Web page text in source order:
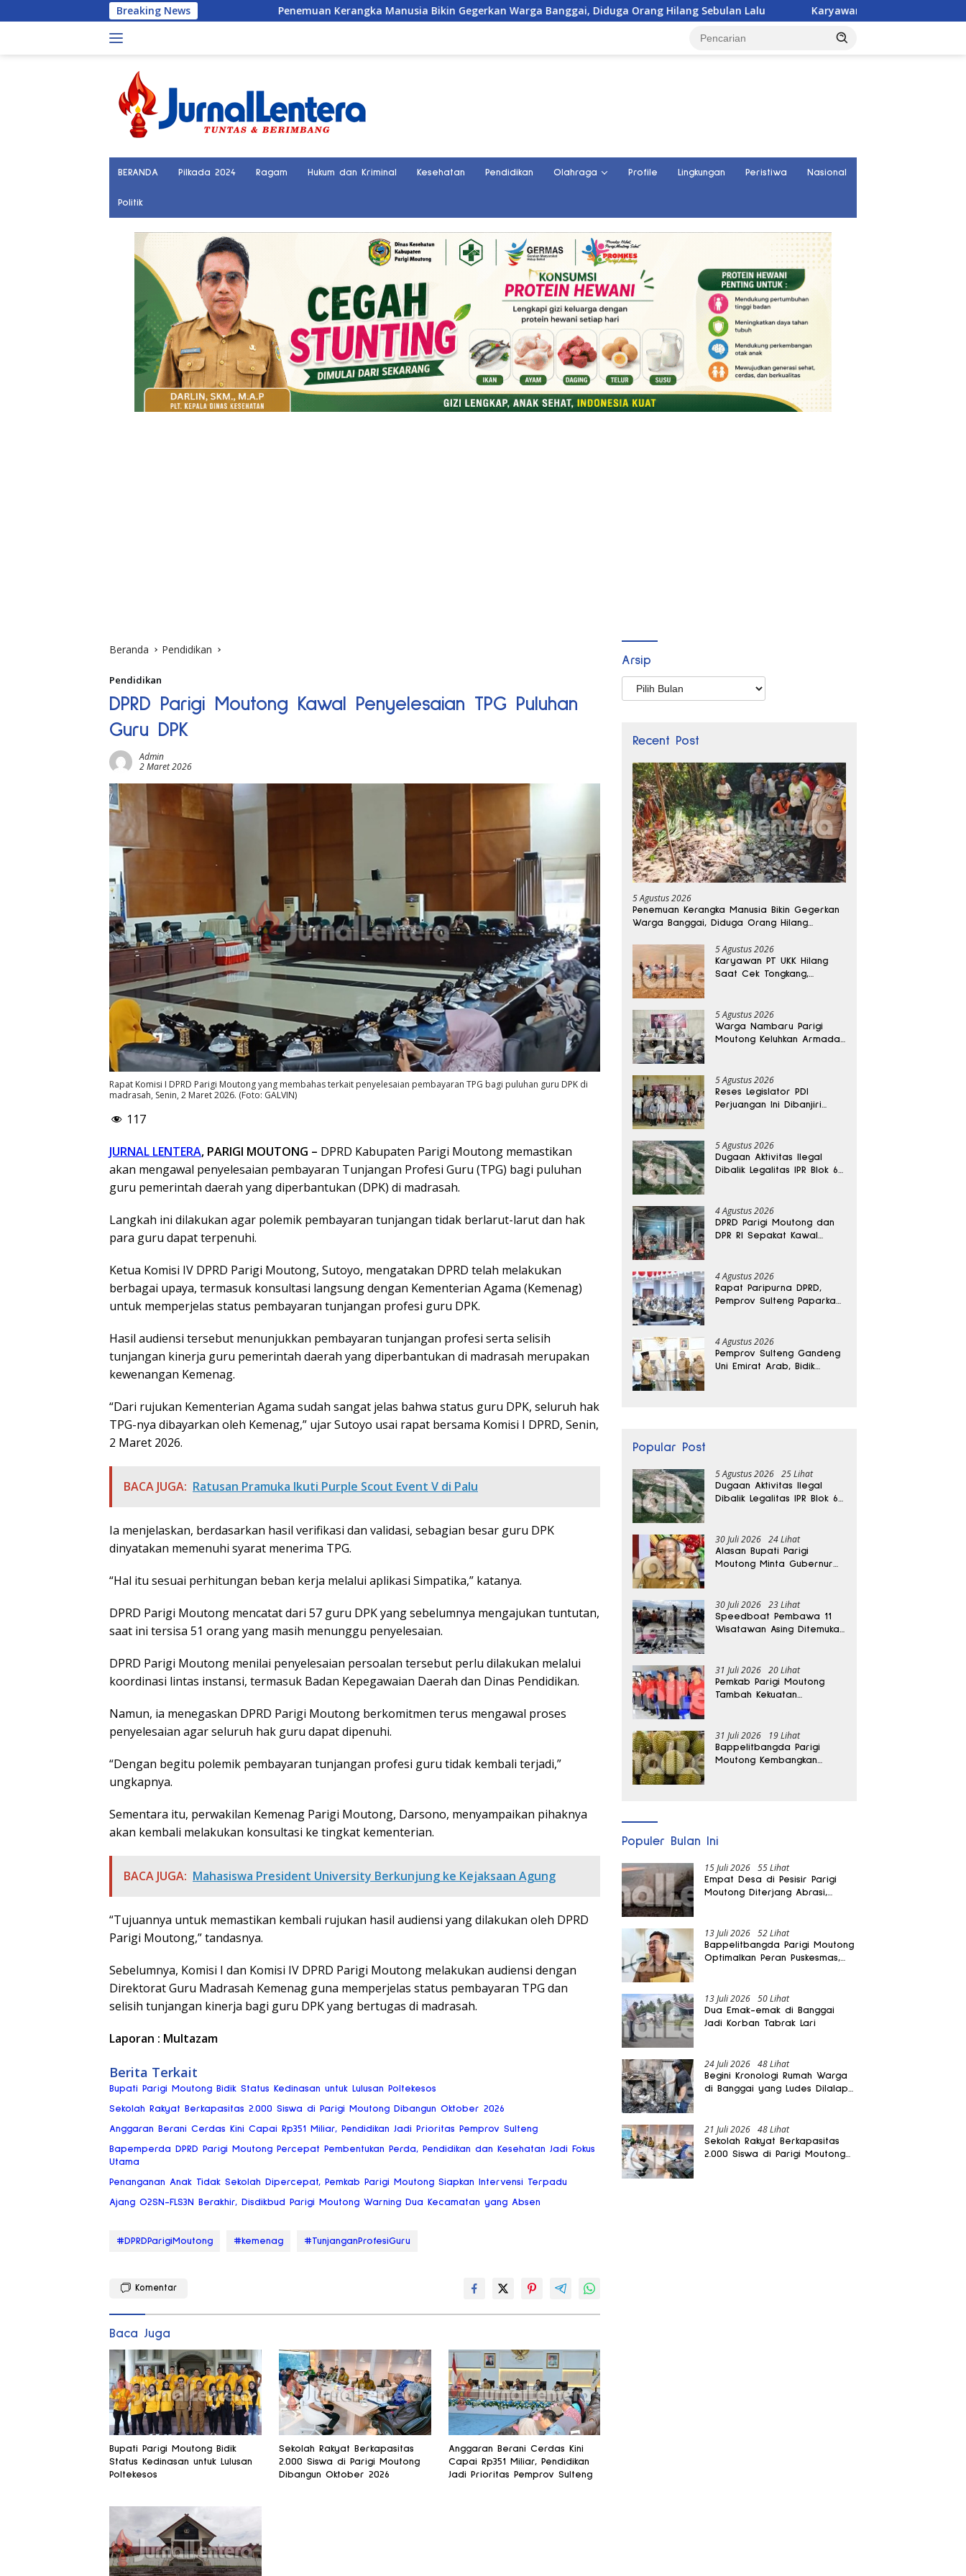
ke
Breaking NewsPenemuan Kerangka Manusia Bikin Gegerkan Warga Banggai, Diduga Orang Hilang Sebulan Lalu Karyawan PT UKK Hilang Saat Cek Tongkang,
BERANDA Pilkada 2024 Ragam Hukum dan Kriminal Kesehatan Pendidikan Olahraga Profile Lingkungan Peristiwa Nasional
Politik
Beranda Pendidikan
Pendidikan
DPRD Parigi Moutong Kawal Penyelesaian TPG Puluhan
Guru DPK
Admin
2 Maret 2026
Rapat Komisi I DPRD Parigi Moutong yang membahas terkait penyelesaian pembayaran TPG bagi puluhan guru DPK di
madrasah, Senin, 2 Maret 2026. (Foto: GALVIN)
117
JURNAL LENTERA, PARIGI MOUTONG – DPRD Kabupaten Parigi Moutong memastikan
akan mengawal penyelesaian pembayaran Tunjangan Profesi Guru (TPG) bagi puluhan
guru pemerintah daerah yang diperbantukan (DPK) di madrasah.
Langkah ini dilakukan agar polemik pembayaran tunjangan tidak berlarut-larut dan hak
para guru dapat terpenuhi.
Ketua Komisi IV DPRD Parigi Moutong, Sutoyo, mengatakan DPRD telah melakukan
berbagai upaya, termasuk konsultasi langsung dengan Kementerian Agama (Kemenag)
untuk memperjelas status pembayaran tunjangan profesi guru DPK.
Hasil audiensi tersebut menunjukkan pembayaran tunjangan profesi serta selisih
tunjangan kinerja guru pemerintah daerah yang diperbantukan di madrasah merupakan
kewenangan Kemenag.
“Dari rujukan Kementerian Agama sudah sangat jelas bahwa status guru DPK, seluruh hak
TPG-nya dibayarkan oleh Kemenag,” ujar Sutoyo usai rapat bersama Komisi I DPRD, Senin,
2 Maret 2026.
BACA JUGA: Ratusan Pramuka Ikuti Purple Scout Event V di Palu
Ia menjelaskan, berdasarkan hasil verifikasi dan validasi, sebagian besar guru DPK
dinyatakan memenuhi syarat menerima TPG.
“Hal itu sesuai perhitungan beban kerja melalui aplikasi Simpatika,” katanya.
DPRD Parigi Moutong mencatat dari 57 guru DPK yang sebelumnya mengajukan tuntutan,
saat ini tersisa 51 orang yang masih menunggu penyelesaian.
DPRD Parigi Moutong menilai penyelesaian persoalan tersebut perlu dilakukan melalui
koordinasi lintas instansi, termasuk Badan Kepegawaian Daerah dan Dinas Pendidikan.
Namun, ia menegaskan DPRD Parigi Moutong berkomitmen terus mengawal proses
penyelesaian agar seluruh hak guru dapat dipenuhi.
“Dengan begitu polemik pembayaran tunjangan profesi guru tidak kembali terjadi,”
ungkapnya.
Sementara itu, perwakilan Kemenag Parigi Moutong, Darsono, menyampaikan pihaknya
akan kembali melakukan konsultasi ke tingkat kementerian.
BACA JUGA: Mahasiswa President University Berkunjung ke Kejaksaan Agung
“Tujuannya untuk memastikan kembali rujukan hasil audiensi yang dilakukan oleh DPRD
Parigi Moutong,” tandasnya.
Sebelumnya, Komisi I dan Komisi IV DPRD Parigi Moutong melakukan audiensi dengan
Direktorat Guru Madrasah Kemenag guna memperjelas status pembayaran TPG dan
selisih tunjangan kinerja bagi guru DPK yang bertugas di madrasah.
Laporan : Multazam
Berita Terkait
Bupati Parigi Moutong Bidik Status Kedinasan untuk Lulusan Poltekesos
Sekolah Rakyat Berkapasitas 2.000 Siswa di Parigi Moutong Dibangun Oktober 2026
Anggaran Berani Cerdas Kini Capai Rp351 Miliar, Pendidikan Jadi Prioritas Pemprov Sulteng
Bapemperda DPRD Parigi Moutong Percepat Pembentukan Perda, Pendidikan dan Kesehatan Jadi Fokus
Utama
Penanganan Anak Tidak Sekolah Dipercepat, Pemkab Parigi Moutong Siapkan Intervensi Terpadu
Ajang O2SN-FLS3N Berakhir, Disdikbud Parigi Moutong Warning Dua Kecamatan yang Absen
#DPRDParigiMoutong #kemenag #TunjanganProfesiGuru
Komentar
Baca Juga
Bupati Parigi Moutong Bidik
Status Kedinasan untuk Lulusan
Poltekesos
Sekolah Rakyat Berkapasitas
2.000 Siswa di Parigi Moutong
Dibangun Oktober 2026
Anggaran Berani Cerdas Kini
Capai Rp351 Miliar, Pendidikan
Jadi Prioritas Pemprov Sulteng
Arsip
Arsip
Recent Post
5 Agustus 2026
Penemuan Kerangka Manusia Bikin Gegerkan
Warga Banggai, Diduga Orang Hilang
5 Agustus 2026
Karyawan PT UKK Hilang
Saat Cek Tongkang,
5 Agustus 2026
Warga Nambaru Parigi
Moutong Keluhkan Armada
Reses Legislator PKS
5 Agustus 2026
Reses Legislator PDI
Perjuangan Ini Dibanjiri
5 Agustus 2026
Dugaan Aktivitas Ilegal
Dibalik Legalitas IPR Blok 6
4 Agustus 2026
DPRD Parigi Moutong dan
DPR RI Sepakat Kawal
4 Agustus 2026
Rapat Paripurna DPRD,
Pemprov Sulteng Paparkan
4 Agustus 2026
Pemprov Sulteng Gandeng
Uni Emirat Arab, Bidik
Popular Post
5 Agustus 2026 25 Lihat
Dugaan Aktivitas Ilegal
Dibalik Legalitas IPR Blok 6
30 Juli 2026 24 Lihat
Alasan Bupati Parigi
Moutong Minta Gubernur
30 Juli 2026 23 Lihat
Speedboat Pembawa 11
Wisatawan Asing Ditemukan
31 Juli 2026 20 Lihat
Pemkab Parigi Moutong
Tambah Kekuatan
31 Juli 2026 19 Lihat
Bappelitbangda Parigi
Moutong Kembangkan
Populer Bulan Ini
15 Juli 2026 55 Lihat
Empat Desa di Pesisir Parigi
Moutong Diterjang Abrasi,
13 Juli 2026 52 Lihat
Bappelitbangda Parigi Moutong
Optimalkan Peran Puskesmas,
13 Juli 2026 50 Lihat
Dua Emak-emak di Banggai
Jadi Korban Tabrak Lari
24 Juli 2026 48 Lihat
Begini Kronologi Rumah Warga
di Banggai yang Ludes Dilalap
21 Juli 2026 48 Lihat
Sekolah Rakyat Berkapasitas
2.000 Siswa di Parigi Moutong